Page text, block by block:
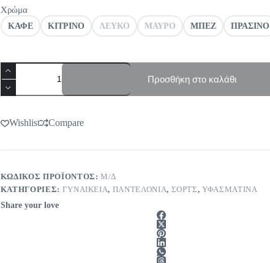
Χρώμα
ΚΑΦΕ ΚΙΤΡΙΝΟ ΛΕΥΚΟ ΜΑΥΡΟ ΜΠΕΖ ΠΡΑΣΙΝΟ
Βερμούδα
Πουά
ποσότητα
Προσθήκη στο καλάθι
Wishlist Compare
ΚΩΔΙΚΌΣ ΠΡΟΪΌΝΤΟΣ:Μ/Δ
ΚΑΤΗΓΟΡΊΕΣ: ΓΥΝΑΙΚΕΙΑ, ΠΑΝΤΕΛΟΝΙΑ, ΣΟΡΤΣ,ΥΦΑΣΜΑΤΙΝΑ
Share your love